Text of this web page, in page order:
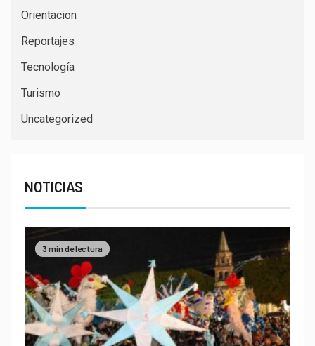
Orientacion
Reportajes
Tecnología
Turismo
Uncategorized
NOTICIAS
3 min de lectura